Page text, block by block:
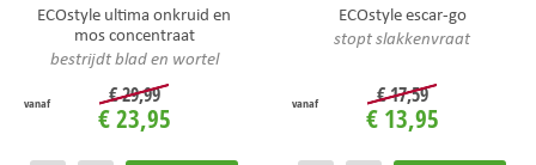
ECOstyle ultima onkruid en
mos concentraat
bestrijdt blad en wortel
vanaf €29,99
€23,95
ECOstyle escar-go
stopt slakkenvraat
vanaf €17,59
€ 13,95